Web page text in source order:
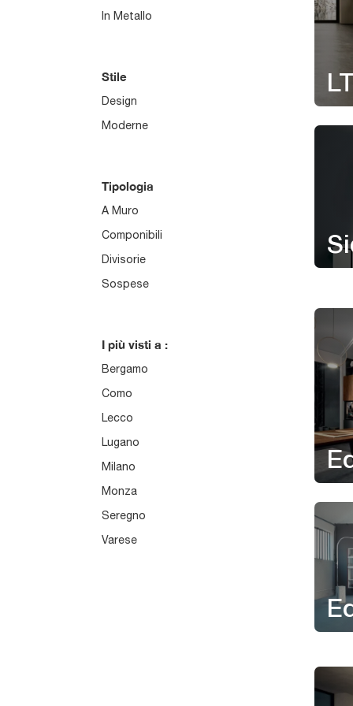
In Metallo
Stile
Design
Moderne
Tipologia
A Muro
Componibili
Divisorie
Sospese
I più visti a :
Bergamo
Como
Lecco
Lugano
Milano
Monza
Seregno
Varese